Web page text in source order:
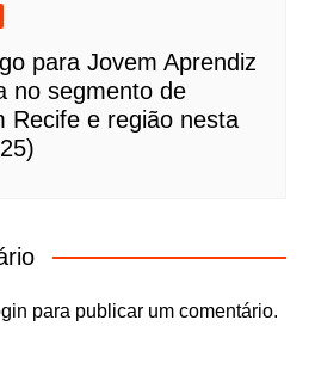
para Jovem Aprendiz
no segmento de
Recife e região nesta
para publicar um comentário.